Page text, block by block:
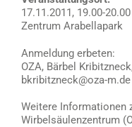
17.11.2011, 19.00-
Zentrum Arabellapark
Anmeldung erbeten:
OZA, Bärbel
bkribitzneck@oza-
Weitere Informationen
Wirbelsäulenzentrum